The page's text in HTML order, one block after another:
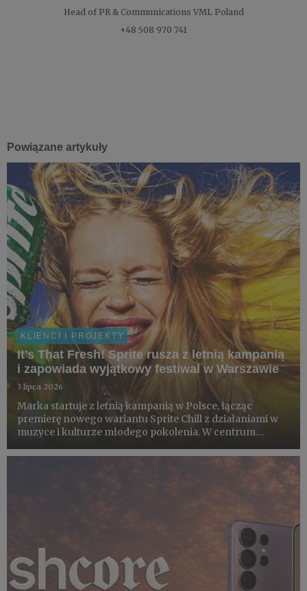
Head of PR & Communications VML Poland
+48 508 970 741
Powiązane artykuły
KLIENCI I PROJEKTY
It’s That Fresh! Sprite rusza z letnią kampanią
i zapowiada wyjątkowy festiwal w Warszawie
3 lipca 2026
Marka startuje z letnią kampanią w Polsce, łącząc
premierę nowego wariantu Sprite Chill z działaniami w
muzyce i kulturze młodego pokolenia. W centrum
współprace z artystami i partnerami z obszaru kultury